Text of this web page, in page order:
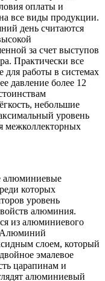
оплаты и
все виды продукции.
день считаются
за счет выступов
Практически все
для работы в системах
давление более 12
небольшие
уровень
межколлекторных
алюминиевые
которых
уровень
алюминия.
из алюминиевого
Алюминий
слоем, который
эмалевое
царапинам и
алюминиевый